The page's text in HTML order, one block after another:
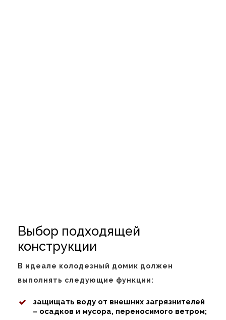
Выбор подходящей
конструкции
В идеале колодезный домик должен
выполнять следующие функции:
защищать воду от внешних загрязнителей
– осадков и мусора, переносимого ветром;